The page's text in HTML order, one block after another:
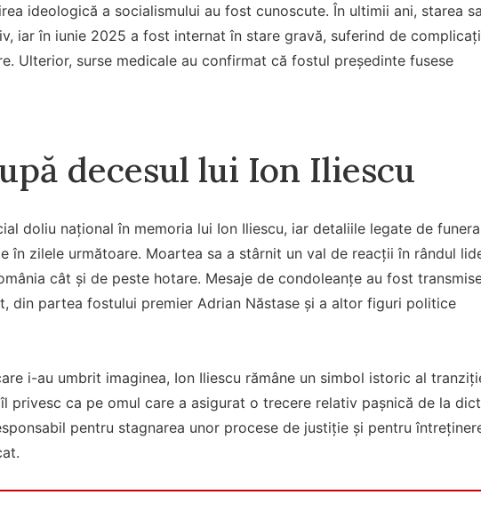
ideologică a socialismului au fost cunoscute. În ultimii ani, starea
iar în iunie 2025 a fost internat în stare gravă, suferind de
Ulterior, surse medicale au confirmat că fostul președinte fusese
decesul lui Ion Iliescu
doliu național în memoria lui Ion Iliescu, iar detaliile legate de
în zilele următoare. Moartea sa a stârnit un val de reacții în rândul
cât și de peste hotare. Mesaje de condoleanțe au fost
din partea fostului premier Adrian Năstase și a altor figuri politice
i-au umbrit imaginea, Ion Iliescu rămâne un simbol istoric al
privesc ca pe omul care a asigurat o trecere relativ pașnică de la
pentru stagnarea unor procese de justiție și pentru